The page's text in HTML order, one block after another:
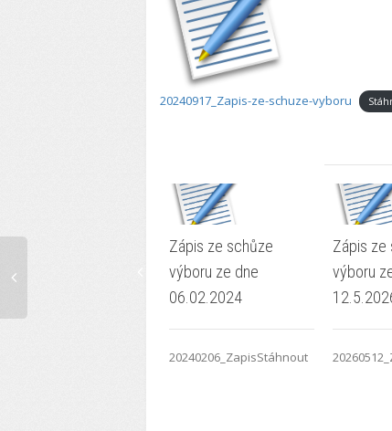
20240917_Zapis-ze-schuze-vyboru
Zápis ze schůze
výboru ze dne
06.02.2024
20240206_ZapisStáhnout
Zápis ze
výboru